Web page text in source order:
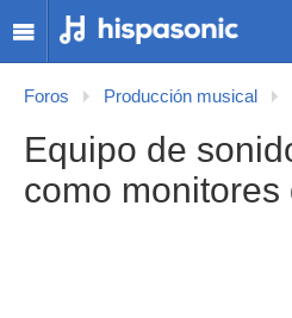
Foros Producción musical
Equipo de
como monitores